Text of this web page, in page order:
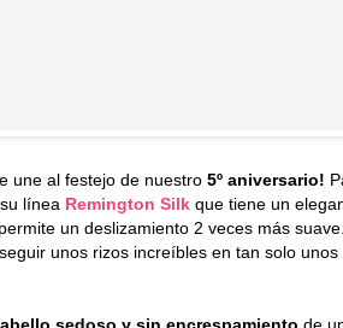
une al festejo de nuestro 5º aniversario!
línea Remington Silk que tiene un
un deslizamiento 2 veces más
unos rizos increíbles en tan solo